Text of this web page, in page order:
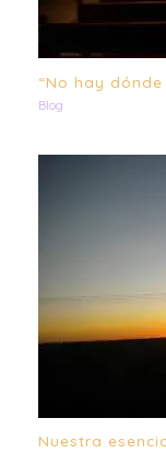
“No hay
Blog
Nuestra